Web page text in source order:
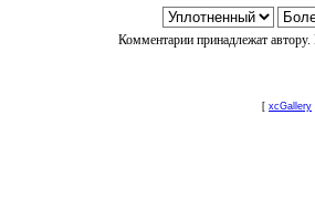
Комментарии принадлежат
[ xcGallery